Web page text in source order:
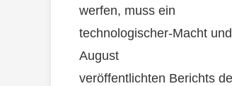
werfen, muss ein
technologischer-Macht
August
veröffentlichten Berichts